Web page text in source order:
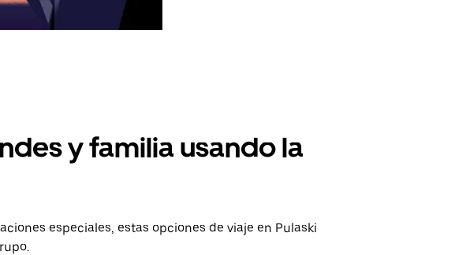
y familia usando la
especiales, estas opciones de viaje en Pulaski